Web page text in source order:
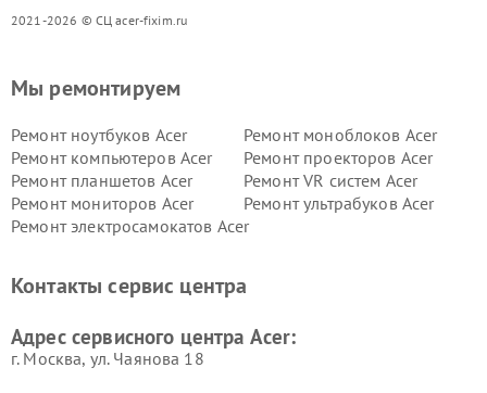
2021-2026 © СЦ acer-fixim.ru
Мы ремонтируем
Ремонт ноутбуков Acer
Ремонт моноблоков Acer
Ремонт компьютеров Acer
Ремонт проекторов Acer
Ремонт планшетов Acer
Ремонт VR систем Acer
Ремонт мониторов Acer
Ремонт ультрабуков Acer
Ремонт электросамокатов Acer
Контакты сервис центра
Адрес сервисного центра Acer:
г. Москва, ул. Чаянова 18